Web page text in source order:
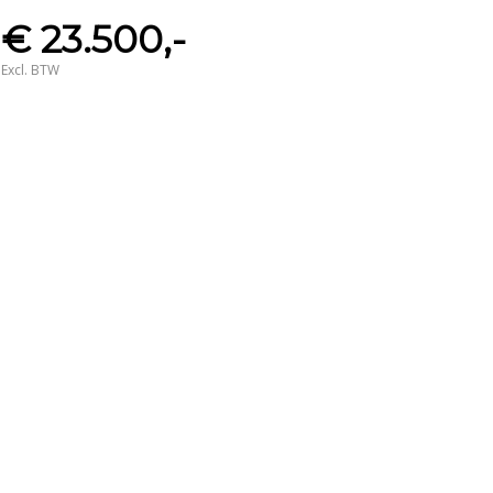
€ 23.500,-
Excl. BTW